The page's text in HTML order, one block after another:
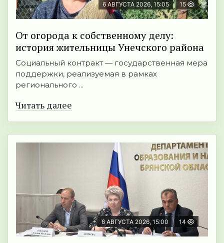
6 АВГУСТА 2026, 15:05 15
От огорода к собственному делу:
история жительницы Унечского района
Социальный контракт — государственная мера
поддержки, реализуемая в рамках
регионального ...
Читать далее
6 АВГУСТА 2026, 15:00 14